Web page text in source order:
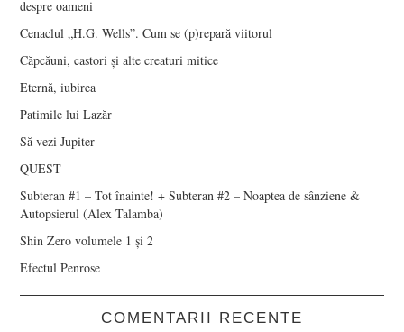
despre oameni
Cenaclul „H.G. Wells”. Cum se (p)repară viitorul
Căpcăuni, castori și alte creaturi mitice
Eternă, iubirea
Patimile lui Lazăr
Să vezi Jupiter
QUEST
Subteran #1 – Tot înainte! + Subteran #2 – Noaptea de sânziene &
Autopsierul (Alex Talamba)
Shin Zero volumele 1 și 2
Efectul Penrose
COMENTARII RECENTE